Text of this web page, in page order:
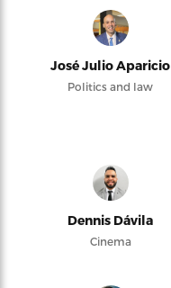
José Julio Aparicio
Politics and law
Dennis Dávila
Cinema